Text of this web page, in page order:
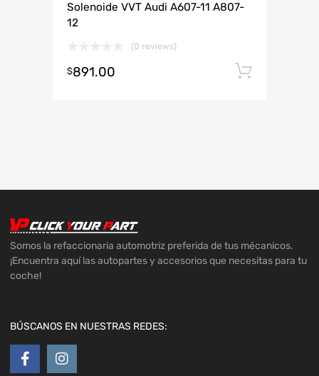
Solenoide VVT Audi A607-11 A807-
12
(0 reviews)
$891.00
Somos la refaccionaria automotriz preferida de tus mécanicos.
¡Encuentra aquí las autopartes y accesorios que necesitas para tu
coche!
BÚSCANOS EN NUESTRAS REDES: